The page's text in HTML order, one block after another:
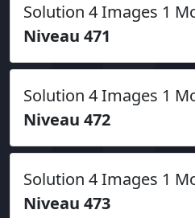
Solution 4 Images 1
Niveau 471
Solution 4 Images 1
Niveau 472
Solution 4 Images 1
Niveau 473